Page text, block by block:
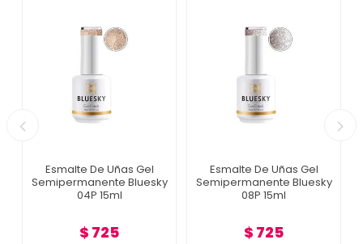
Esmalte De Uñas Gel
Semipermanente Bluesky
04P 15ml
$ 725
Esmalte De Uñas Gel
Semipermanente Bluesky
08P 15ml
$ 725